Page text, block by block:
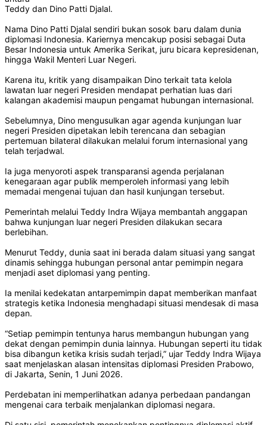
Teddy dan Dino Patti Djalal.
Nama Dino Patti Djalal sendiri bukan sosok baru dalam dunia
diplomasi Indonesia. Kariernya mencakup posisi sebagai Duta
Besar Indonesia untuk Amerika Serikat, juru bicara kepresidenan,
hingga Wakil Menteri Luar Negeri.
Karena itu, kritik yang disampaikan Dino terkait tata kelola
lawatan luar negeri Presiden mendapat perhatian luas dari
kalangan akademisi maupun pengamat hubungan internasional.
Sebelumnya, Dino mengusulkan agar agenda kunjungan luar
negeri Presiden dipetakan lebih terencana dan sebagian
pertemuan bilateral dilakukan melalui forum internasional yang
telah terjadwal.
Ia juga menyoroti aspek transparansi agenda perjalanan
kenegaraan agar publik memperoleh informasi yang lebih
memadai mengenai tujuan dan hasil kunjungan tersebut.
Pemerintah melalui Teddy Indra Wijaya membantah anggapan
bahwa kunjungan luar negeri Presiden dilakukan secara
berlebihan.
Menurut Teddy, dunia saat ini berada dalam situasi yang sangat
dinamis sehingga hubungan personal antar pemimpin negara
menjadi aset diplomasi yang penting.
Ia menilai kedekatan antarpemimpin dapat memberikan manfaat
strategis ketika Indonesia menghadapi situasi mendesak di masa
depan.
“Setiap pemimpin tentunya harus membangun hubungan yang
dekat dengan pemimpin dunia lainnya. Hubungan seperti itu tidak
bisa dibangun ketika krisis sudah terjadi,” ujar Teddy Indra Wijaya
saat menjelaskan alasan intensitas diplomasi Presiden Prabowo,
di Jakarta, Senin, 1 Juni 2026.
Perdebatan ini memperlihatkan adanya perbedaan pandangan
mengenai cara terbaik menjalankan diplomasi negara.